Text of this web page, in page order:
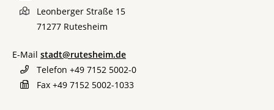
Leonberger Straße 15
71277 Rutesheim
E-Mail stadt@rutesheim.de
Telefon +49 7152 5002-0
Fax +49 7152 5002-1033